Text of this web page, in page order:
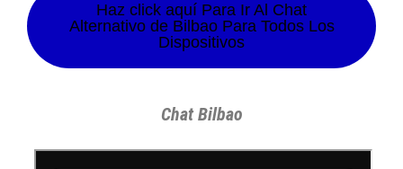
Haz click aquí Para Ir Al Chat
Alternativo de Bilbao Para Todos Los
Dispositivos
Chat Bilbao